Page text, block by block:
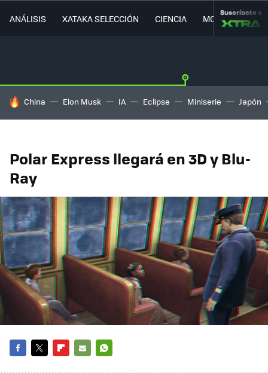
ANÁLISIS XATAKA SELECCIÓN CIENCIA MOVILIDAD
Suscríbete a
HOY SE HABLA DE
China Elon Musk IA Eclipse Miniserie Japón
Polar Express llegará en 3D y Blu-
Ray